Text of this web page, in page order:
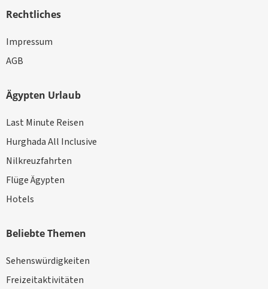
Rechtliches
Impressum
AGB
Ägypten Urlaub
Last Minute Reisen
Hurghada All Inclusive
Nilkreuzfahrten
Flüge Ägypten
Hotels
Beliebte Themen
Sehenswürdigkeiten
Freizeitaktivitäten